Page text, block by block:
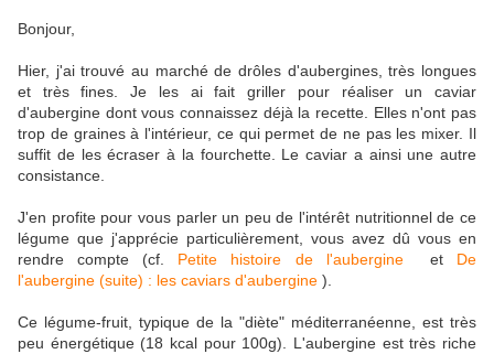
Bonjour,
Hier, j'ai trouvé au marché de drôles d'aubergines, très longues
et très fines. Je les ai fait griller pour réaliser un caviar
d'aubergine dont vous connaissez déjà la recette. Elles n'ont pas
trop de graines à l'intérieur, ce qui permet de ne pas les mixer. Il
suffit de les écraser à la fourchette. Le caviar a ainsi une autre
consistance.
J'en profite pour vous parler un peu de l'intérêt nutritionnel de ce
légume que j'apprécie particulièrement, vous avez dû vous en
rendre compte (cf. Petite histoire de l'aubergineet De
l'aubergine (suite) : les caviars d'aubergine ).
Ce légume-fruit, typique de la "diète" méditerranéenne, est très
peu énergétique (18 kcal pour 100g). L'aubergine est très riche